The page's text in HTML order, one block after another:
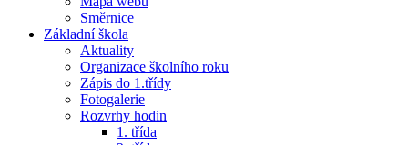
Směrnice
Základní škola
Aktuality
Organizace školního roku
Zápis do 1.třídy
Fotogalerie
Rozvrhy hodin
1. třída